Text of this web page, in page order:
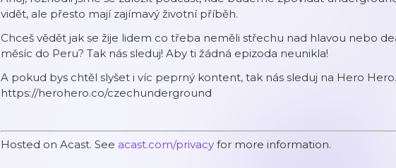
vidět, ale přesto mají zajímavý životní příběh.
Chceš vědět jak se žije lidem co třeba neměli střechu nad hlavou nebo
měsíc do Peru? Tak nás sleduj! Aby ti žádná epizoda neunikla!
A pokud bys chtěl slyšet i víc peprný kontent, tak nás sleduj na Hero Hero.
https://herohero.co/czechunderground
Hosted on Acast. See acast.com/privacy for more information.